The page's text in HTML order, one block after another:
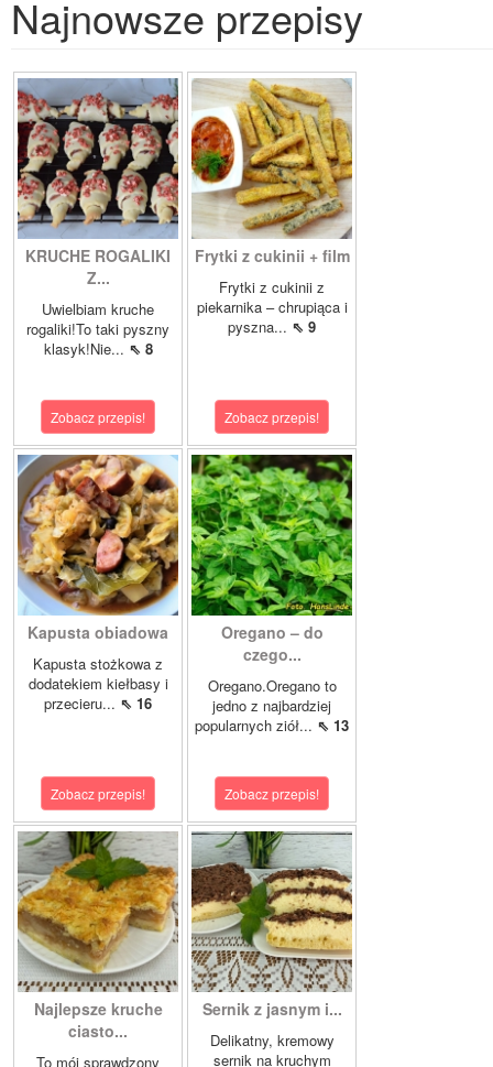
Najnowsze przepisy
KRUCHE ROGALIKI
Z...
Uwielbiam kruche
rogaliki!To taki pyszny
klasyk!Nie... ⇖ 8
Zobacz przepis!
Frytki z cukinii + film
Frytki z cukinii z
piekarnika – chrupiąca i
pyszna... ⇖ 9
Zobacz przepis!
Kapusta obiadowa
Kapusta stożkowa z
dodatekiem kiełbasy i
przecieru... ⇖ 16
Zobacz przepis!
Oregano – do
czego...
Oregano.Oregano to
jedno z najbardziej
popularnych ziół... ⇖ 13
Zobacz przepis!
Najlepsze kruche
ciasto...
To mój sprawdzony
Sernik z jasnym i...
Delikatny, kremowy
sernik na kruchym